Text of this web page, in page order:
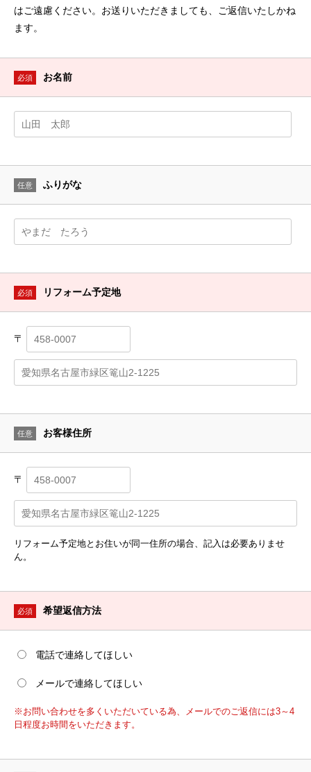
はご遠慮ください。お送りいただきましても、ご返信いたしかね
ます。
必須 お名前
任意 ふりがな
必須 リフォーム予定地
〒
任意 お客様住所
〒
リフォーム予定地とお住いが同一住所の場合、記入は必要ありませ
ん。
必須 希望返信方法
電話で連絡してほしい
メールで連絡してほしい
※お問い合わせを多くいただいている為、メールでのご返信には3～4
日程度お時間をいただきます。